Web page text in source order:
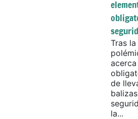
Tras la
de
la...